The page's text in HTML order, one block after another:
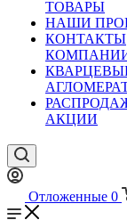
ТОВАРЫ
НАШИ
КОНТАКТЫ
АКЦИИ
Отложенные 0